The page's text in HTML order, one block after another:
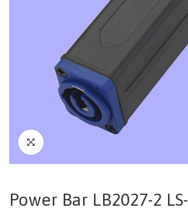
Power Bar LB2027-2 LS-